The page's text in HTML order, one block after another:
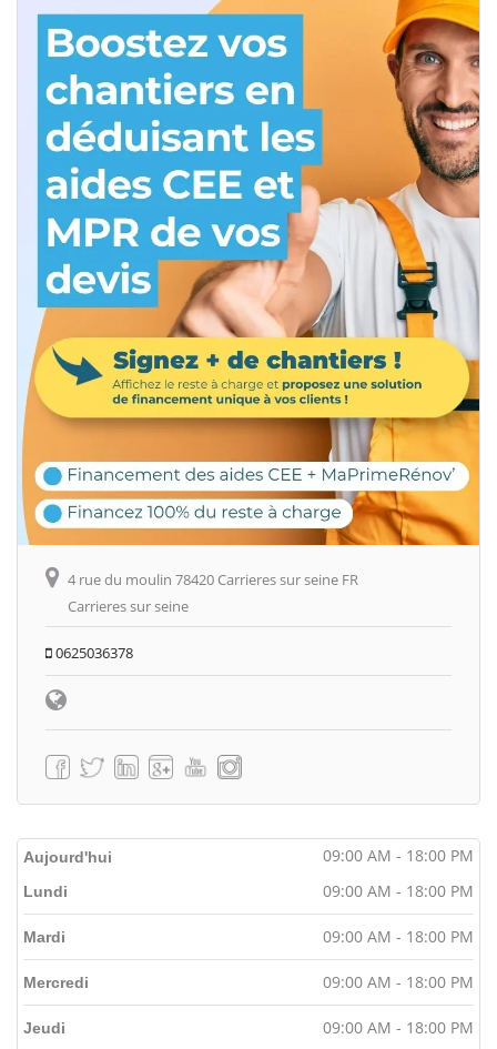
4 rue du moulin 78420 Carrieres sur seine FR
Carrieres sur seine
0625036378
Aujourd'hui 09:00 AM - 18:00 PM
Lundi 09:00 AM - 18:00 PM
Mardi 09:00 AM - 18:00 PM
Mercredi 09:00 AM - 18:00 PM
Jeudi 09:00 AM - 18:00 PM